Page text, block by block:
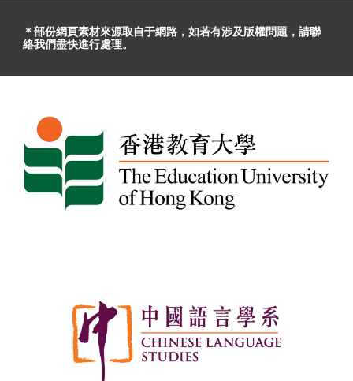
＊部份網頁素材來源取自于網路，如若有涉及版權問題 ，請聯
絡我們盡快進行處理。